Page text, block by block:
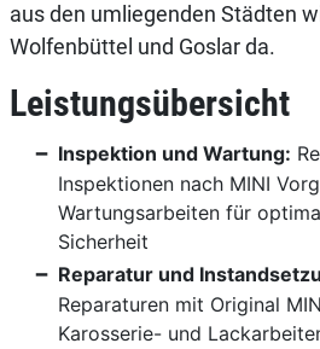
aus den umliegenden Städten
Wolfenbüttel und Goslar da.
Leistungsübersicht
Inspektion und Wartung:
Inspektionen nach MINI
Wartungsarbeiten für
Sicherheit
Reparatur und
Reparaturen mit Original
Karosserie- und